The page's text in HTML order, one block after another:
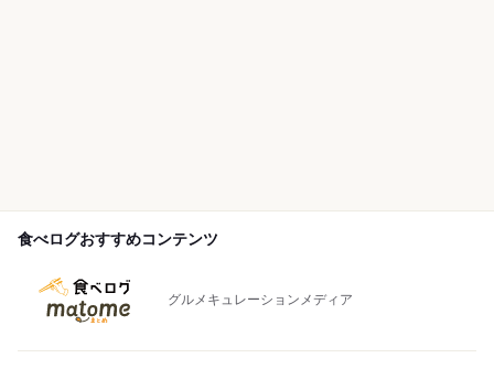
食べログおすすめコンテンツ
グルメキュレーションメディア